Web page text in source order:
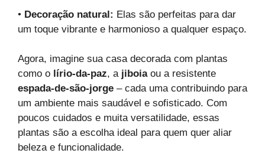
• Decoração natural: Elas são perfeitas para dar
um toque vibrante e harmonioso a qualquer espaço.
Agora, imagine sua casa decorada com plantas
como o lírio-da-paz, a jiboiaou a resistente
espada-de-são-jorge – cada uma contribuindo para
um ambiente mais saudável e sofisticado. Com
poucos cuidados e muita versatilidade, essas
plantas são a escolha ideal para quem quer aliar
beleza e funcionalidade.